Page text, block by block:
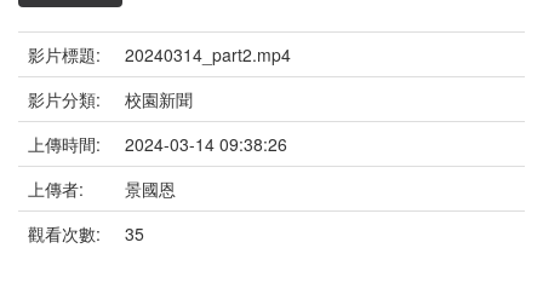
影片標題:
20240314_part2.mp4
影片分類:
校園新聞
上傳時間:
2024-03-14 09:38:26
上傳者:
景國恩
觀看次數:
35